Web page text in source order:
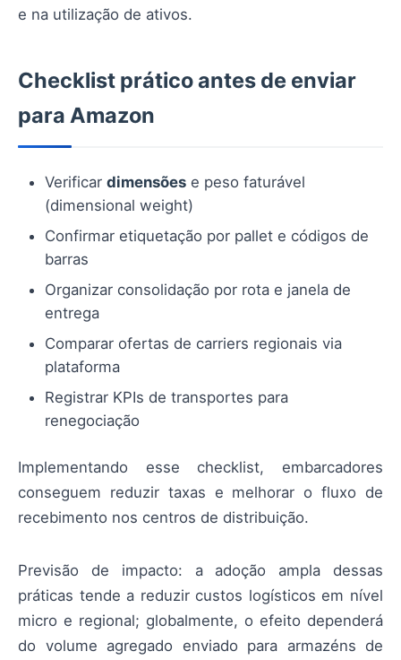
e na utilização de ativos.
Checklist prático antes de enviar
para Amazon
Verificar dimensões e peso faturável
(dimensional weight)
Confirmar etiquetação por pallet e códigos de
barras
Organizar consolidação por rota e janela de
entrega
Comparar ofertas de carriers regionais via
plataforma
Registrar KPIs de transportes para
renegociação
Implementando esse checklist, embarcadores
conseguem reduzir taxas e melhorar o fluxo de
recebimento nos centros de distribuição.
Previsão de impacto: a adoção ampla dessas
práticas tende a reduzir custos logísticos em nível
micro e regional; globalmente, o efeito dependerá
do volume agregado enviado para armazéns de